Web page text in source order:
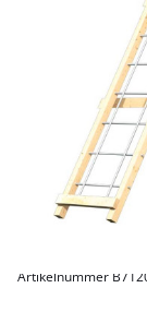
Artikelnummer